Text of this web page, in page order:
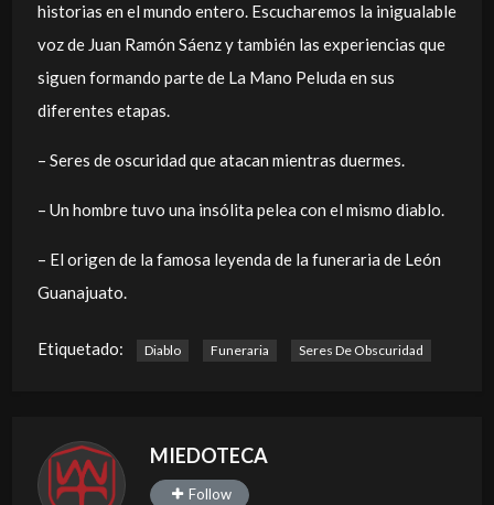
historias en el mundo entero. Escucharemos la inigualable
voz de Juan Ramón Sáenz y también las experiencias que
siguen formando parte de La Mano Peluda en sus
diferentes etapas.
– Seres de oscuridad que atacan mientras duermes.
– Un hombre tuvo una insólita pelea con el mismo diablo.
– El origen de la famosa leyenda de la funeraria de León
Guanajuato.
Etiquetado: Diablo Funeraria Seres De Obscuridad
MIEDOTECA
Follow